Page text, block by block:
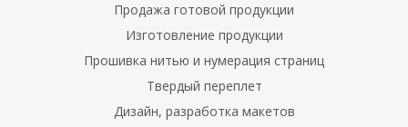
Продажа готовой продукции
Изготовление продукции
Прошивка нитью и нумерация страниц
Твердый переплет
Дизайн, разработка макетов